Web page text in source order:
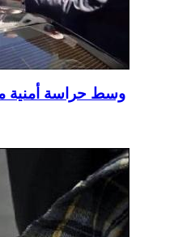
وسط حراسة أمنية